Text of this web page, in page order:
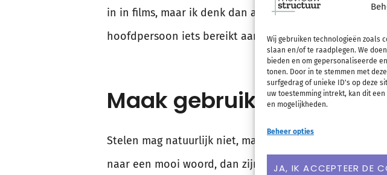
Wij gebruiken technologieën zoals
slaan en/of te raadplegen. We
bieden en om gepersonaliseerde
tonen. Door in te stemmen met
surfgedrag of unieke ID's op deze
uw toestemming intrekt, kan dit
en mogelijkheden.
Beheer opties
JA, IK ACCEPTEER DE
in in films, maar ik denk dan altijd “hey, daar kwam het
hoofdpersoon iets bereikt aan het eind van de film
Maak gebruik van
Stelen mag natuurlijk niet, maar veel websites kun je
naar een mooi woord, dan zijn
synoniemen.net